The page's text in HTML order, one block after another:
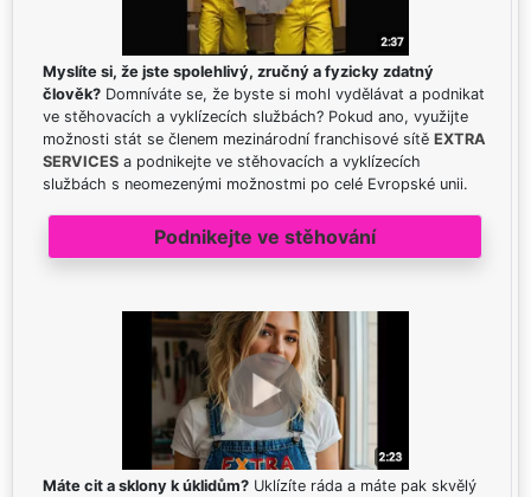
Myslíte si, že jste spolehlivý, zručný a fyzicky zdatný
člověk? Domníváte se, že byste si mohl vydělávat a podnikat
ve stěhovacích a vyklízecích službách? Pokud ano, využijte
možnosti stát se členem mezinárodní franchisové sítě EXTRA
SERVICES a podnikejte ve stěhovacích a vyklízecích
službách s neomezenými možnostmi po celé Evropské unii.
Podnikejte ve stěhování
Máte cit a sklony k úklidům? Uklízíte ráda a máte pak skvělý